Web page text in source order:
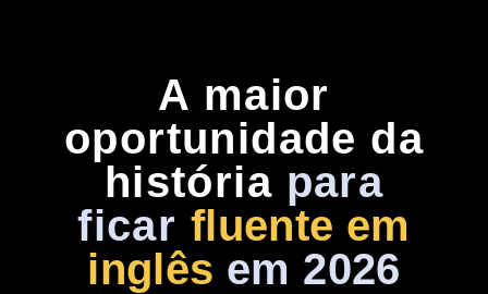
A maior
oportunidade da
história para
ficar fluente em
inglês em 2026